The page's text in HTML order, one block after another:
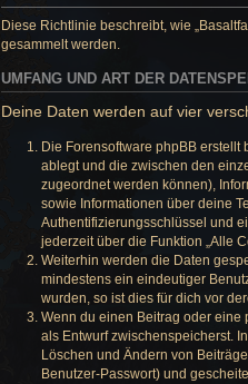
Diese Richtlinie beschreibt, wie
gesammelt werden.
UMFANG UND ART DER
Deine Daten werden auf vier
Die Forensoftware phpBB
ablegt und die zwischen den
zugeordnet werden können),
sowie Informationen über deine
Authentifizierungsschlüssel und
jederzeit über die Funktion „Alle
Weiterhin werden die Daten
mindestens ein eindeutiger
wurden, so ist dies für dich vor
Wenn du einen Beitrag oder eine
als Entwurf zwischenspeicherst.
Löschen und Ändern von
Benutzer-Passwort) und